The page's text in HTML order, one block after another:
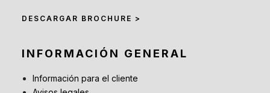
DESCARGAR BROCHURE >
INFORMACIÓN GENERAL
Información para el cliente